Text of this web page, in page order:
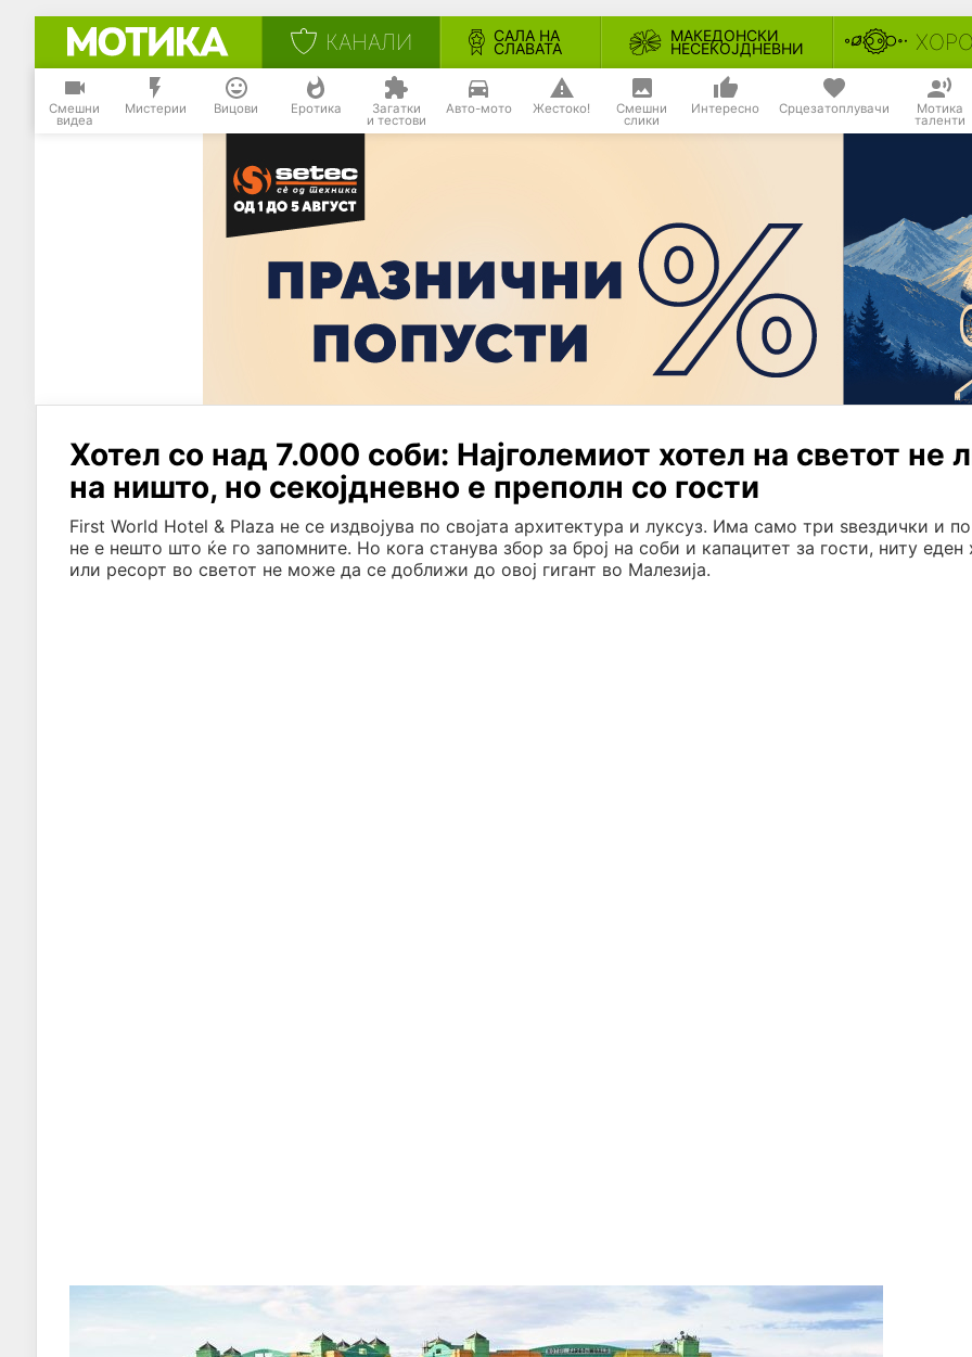
КАНАЛИ САЛА НА
СЛАВАТА
МАКЕДОНСКИ
НЕСЕКОЈДНЕВНИ
Смешни
видеа
Мистерии Вицови Еротика Загатки
и тестови
Авто-мото Жестоко! Смешни
слики
Интересно Срцезатоплувачи Мотика
таленти
Хотел со над 7.000 соби: Најголемиот хотел на светот не
на ништо, но секојдневно е преполн со гости
First World Hotel & Plaza не се издвојува по својата архитектура и луксуз. Има само три ѕвездички и по
не е нешто што ќе го запомните. Но кога станува збор за број на соби и капацитет за гости, ниту еден
или ресорт во светот не може да се доближи до овој гигант во Малезија.